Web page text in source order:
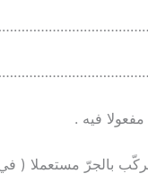
فيه .
بالجرّ مستعملا